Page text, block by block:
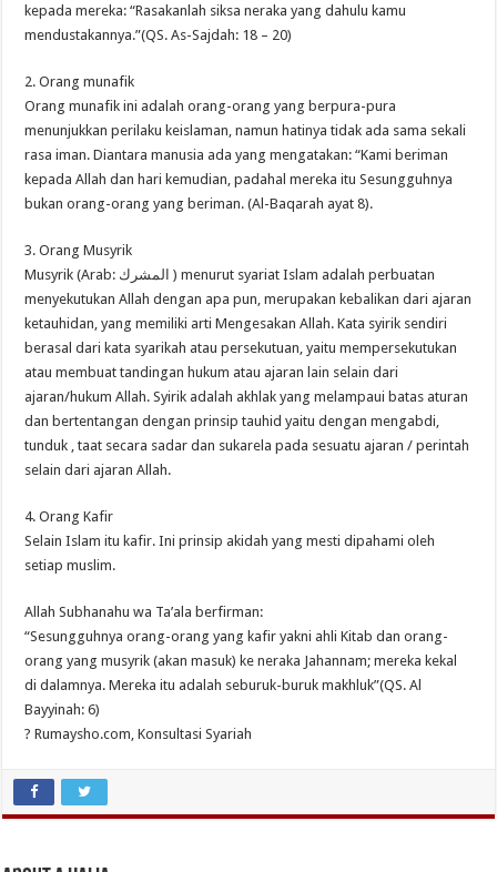
kepada mereka: “Rasakanlah siksa neraka yang dahulu kamu
mendustakannya.”(QS. As-Sajdah: 18 – 20)
2. Orang munafik
Orang munafik ini adalah orang-orang yang berpura-pura
menunjukkan perilaku keislaman, namun hatinya tidak ada sama sekali
rasa iman. Diantara manusia ada yang mengatakan: “Kami beriman
kepada Allah dan hari kemudian, padahal mereka itu Sesungguhnya
bukan orang-orang yang beriman. (Al-Baqarah ayat 8).
3. Orang Musyrik
Musyrik (Arab: المشرك ) menurut syariat Islam adalah perbuatan
menyekutukan Allah dengan apa pun, merupakan kebalikan dari ajaran
ketauhidan, yang memiliki arti Mengesakan Allah. Kata syirik sendiri
berasal dari kata syarikah atau persekutuan, yaitu mempersekutukan
atau membuat tandingan hukum atau ajaran lain selain dari
ajaran/hukum Allah. Syirik adalah akhlak yang melampaui batas aturan
dan bertentangan dengan prinsip tauhid yaitu dengan mengabdi,
tunduk , taat secara sadar dan sukarela pada sesuatu ajaran / perintah
selain dari ajaran Allah.
4. Orang Kafir
Selain Islam itu kafir. Ini prinsip akidah yang mesti dipahami oleh
setiap muslim.
Allah Subhanahu wa Ta’ala berfirman:
“Sesungguhnya orang-orang yang kafir yakni ahli Kitab dan orang-
orang yang musyrik (akan masuk) ke neraka Jahannam; mereka kekal
di dalamnya. Mereka itu adalah seburuk-buruk makhluk”(QS. Al
Bayyinah: 6)
? Rumaysho.com, Konsultasi Syariah